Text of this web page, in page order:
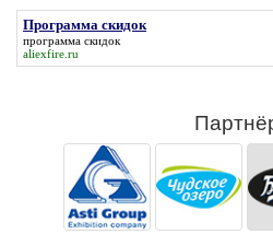
Программа скидок
программа скидок
aliexfire.ru